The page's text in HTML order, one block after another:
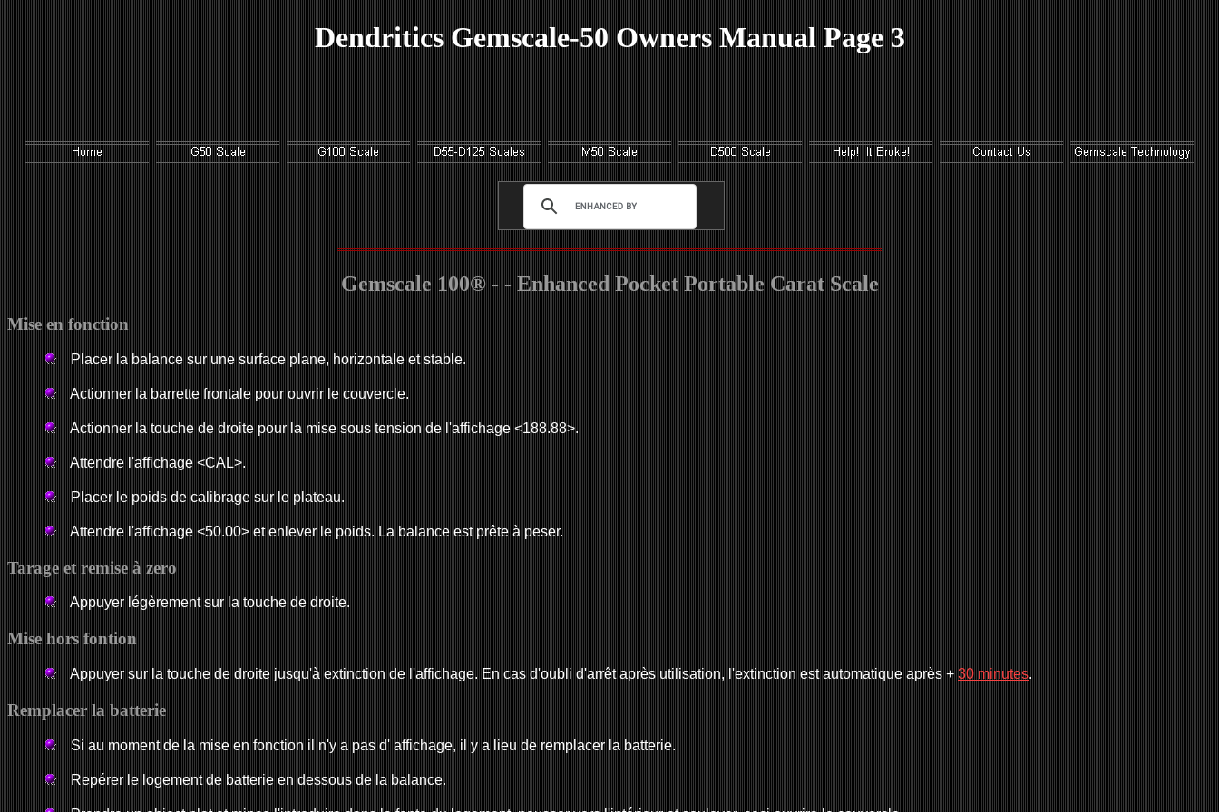
Dendritics Gemscale-50 Owners Manual Page 3
Gemscale 100® - - Enhanced Pocket Portable Carat Scale
Mise en fonction
Placer la balance sur une surface plane, horizontale et stable.
Actionner la barrette frontale pour ouvrir le couvercle.
Actionner la touche de droite pour la mise sous tension de l'affichage <188.88>.
Attendre l'affichage <CAL>.
Placer le poids de calibrage sur le plateau.
Attendre l'affichage <50.00> et enlever le poids. La balance est prête à peser.
Tarage et remise à zero
Appuyer légèrement sur la touche de droite.
Mise hors fontion
Appuyer sur la touche de droite jusqu'à extinction de l'affichage. En cas d'oubli d'arrêt après utilisation, l'extinction est automatique après + 30 minutes.
Remplacer la batterie
Si au moment de la mise en fonction il n'y a pas d' affichage, il y a lieu de remplacer la batterie.
Repérer le logement de batterie en dessous de la balance.